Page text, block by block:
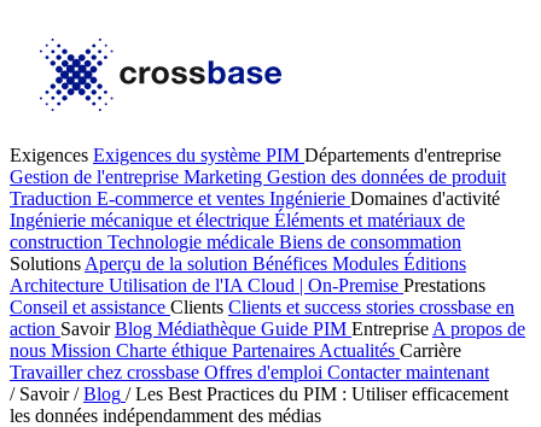
Exigences Exigences du système PIM Départements d'entreprise
Gestion de l'entreprise Marketing Gestion des données de produit
Traduction E-commerce et ventes Ingénierie Domaines d'activité
Ingénierie mécanique et électrique Éléments et matériaux de
construction Technologie médicale Biens de consommation
Solutions Aperçu de la solution Bénéfices Modules Éditions
Architecture Utilisation de l'IA Cloud | On-Premise Prestations
Conseil et assistance Clients Clients et success stories crossbase en
action SavoirBlog Médiathèque Guide PIM Entreprise A propos de
nous Mission Charte éthique Partenaires Actualités Carrière
Travailler chez crossbase Offres d'emploi Contacter maintenant
/ Savoir / Blog / Les Best Practices du PIM : Utiliser efficacement
les données indépendamment des médias